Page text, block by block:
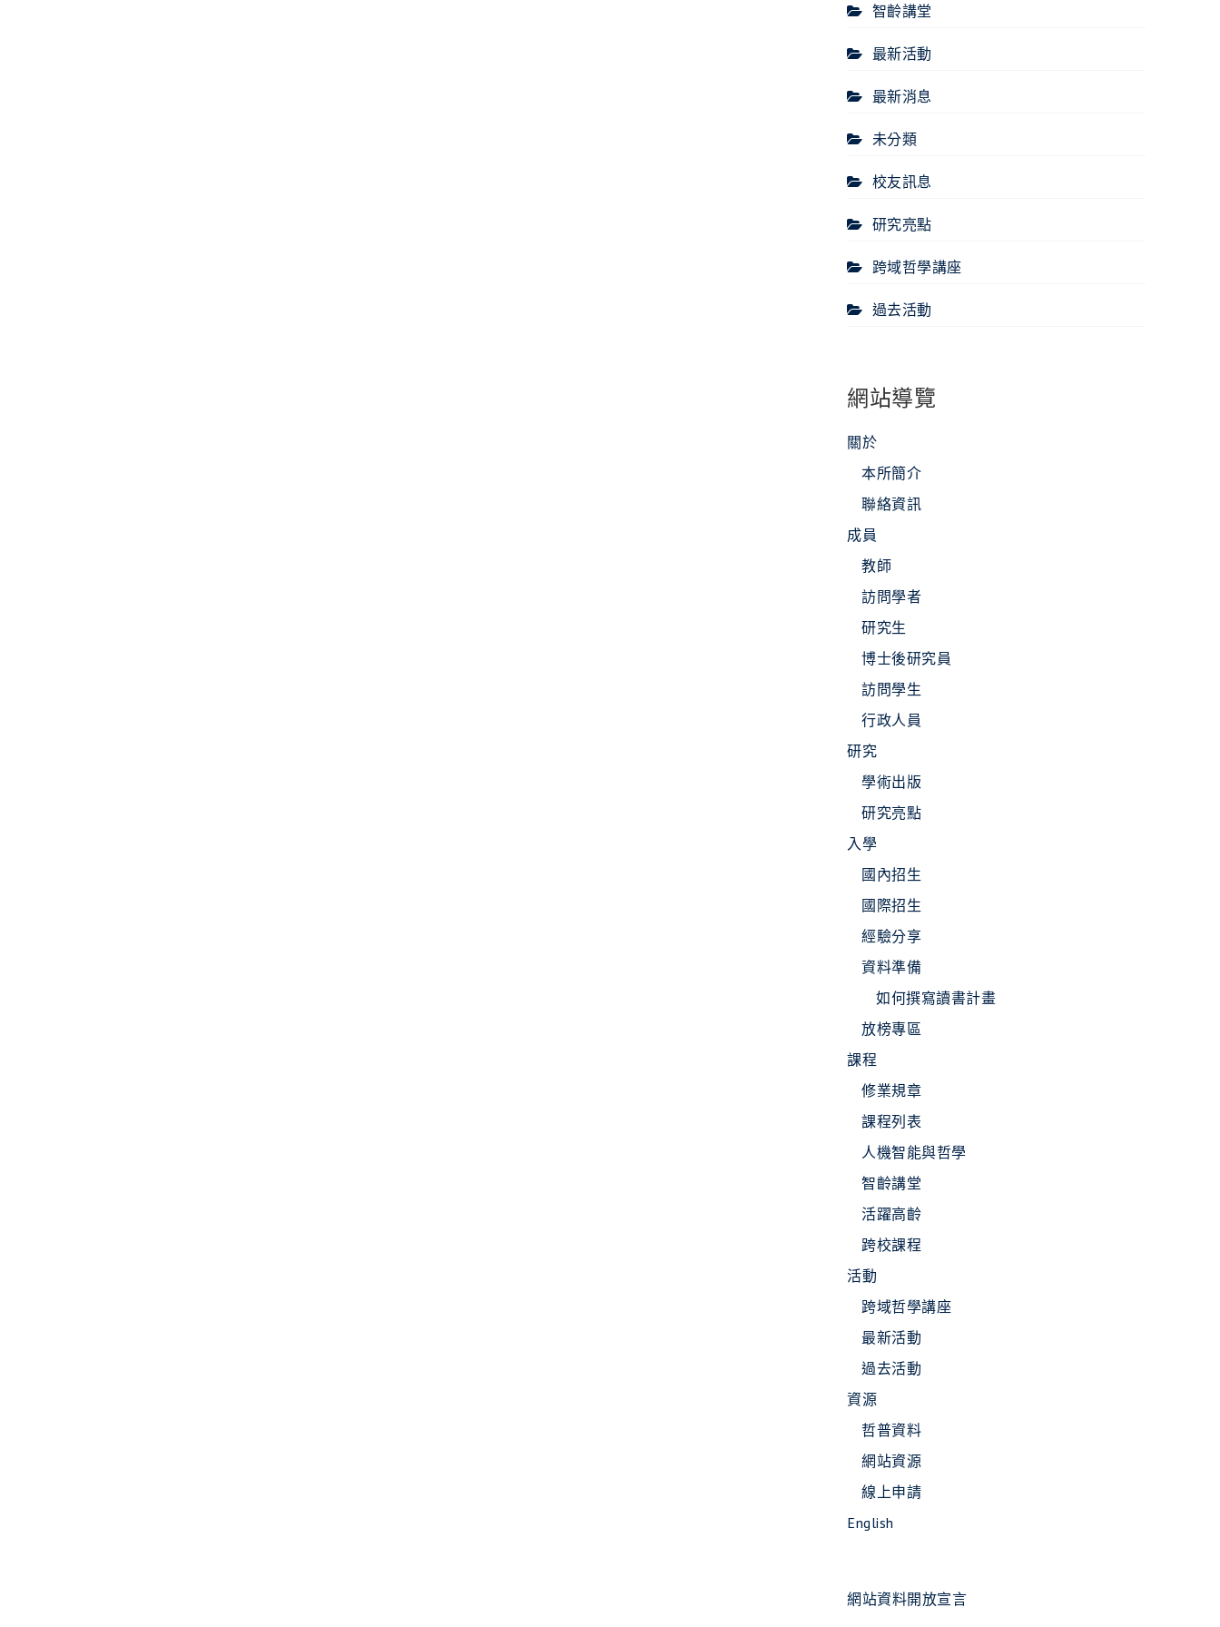
智齡講堂
最新活動
最新消息
未分類
校友訊息
研究亮點
跨域哲學講座
過去活動
網站導覽
關於
本所簡介
聯絡資訊
成員
教師
訪問學者
研究生
博士後研究員
訪問學生
行政人員
研究
學術出版
研究亮點
入學
國內招生
國際招生
經驗分享
資料準備
如何撰寫讀書計畫
放榜專區
課程
修業規章
課程列表
人機智能與哲學
智齡講堂
活躍高齡
跨校課程
活動
跨域哲學講座
最新活動
過去活動
資源
哲普資料
網站資源
線上申請
English
網站資料開放宣言